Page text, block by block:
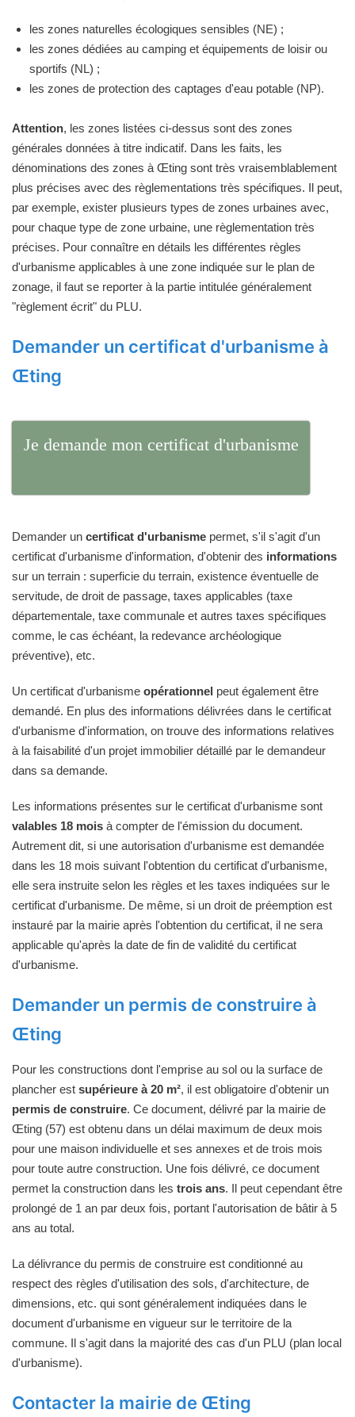
les zones naturelles écologiques sensibles (NE) ;
les zones dédiées au camping et équipements de loisir ou
sportifs (NL) ;
les zones de protection des captages d'eau potable (NP).
Attention, les zones listées ci-dessus sont des zones
générales données à titre indicatif. Dans les faits, les
dénominations des zones à Œting sont très vraisemblablement
plus précises avec des règlementations très spécifiques. Il peut,
par exemple, exister plusieurs types de zones urbaines avec,
pour chaque type de zone urbaine, une règlementation très
précises. Pour connaître en détails les différentes règles
d'urbanisme applicables à une zone indiquée sur le plan de
zonage, il faut se reporter à la partie intitulée généralement
"règlement écrit" du PLU.
Demander un certificat d'urbanisme à
Œting
Je demande mon certificat d'urbanisme
Demander un certificat d'urbanisme permet, s'il s'agit d'un
certificat d'urbanisme d'information, d'obtenir des informations
sur un terrain : superficie du terrain, existence éventuelle de
servitude, de droit de passage, taxes applicables (taxe
départementale, taxe communale et autres taxes spécifiques
comme, le cas échéant, la redevance archéologique
préventive), etc.
Un certificat d'urbanisme opérationnel peut également être
demandé. En plus des informations délivrées dans le certificat
d'urbanisme d'information, on trouve des informations relatives
à la faisabilité d'un projet immobilier détaillé par le demandeur
dans sa demande.
Les informations présentes sur le certificat d'urbanisme sont
valables 18 mois à compter de l'émission du document.
Autrement dit, si une autorisation d'urbanisme est demandée
dans les 18 mois suivant l'obtention du certificat d'urbanisme,
elle sera instruite selon les règles et les taxes indiquées sur le
certificat d'urbanisme. De même, si un droit de préemption est
instauré par la mairie après l'obtention du certificat, il ne sera
applicable qu'après la date de fin de validité du certificat
d'urbanisme.
Demander un permis de construire à
Œting
Pour les constructions dont l'emprise au sol ou la surface de
plancher est supérieure à 20 m², il est obligatoire d'obtenir un
permis de construire. Ce document, délivré par la mairie de
Œting (57) est obtenu dans un délai maximum de deux mois
pour une maison individuelle et ses annexes et de trois mois
pour toute autre construction. Une fois délivré, ce document
permet la construction dans les trois ans. Il peut cependant être
prolongé de 1 an par deux fois, portant l'autorisation de bâtir à 5
ans au total.
La délivrance du permis de construire est conditionné au
respect des règles d'utilisation des sols, d'architecture, de
dimensions, etc. qui sont généralement indiquées dans le
document d'urbanisme en vigueur sur le territoire de la
commune. Il s'agit dans la majorité des cas d'un PLU (plan local
d'urbanisme).
Contacter la mairie de Œting